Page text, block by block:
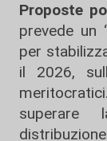
Proposte
prevede un
per
il 2026,
superare